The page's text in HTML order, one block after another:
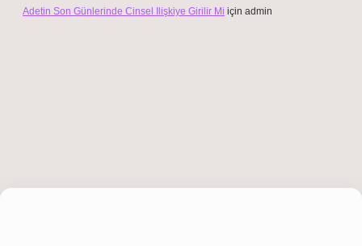
Adetin Son Günlerinde Cinsel Ilişkiye Girilir Mi için admin